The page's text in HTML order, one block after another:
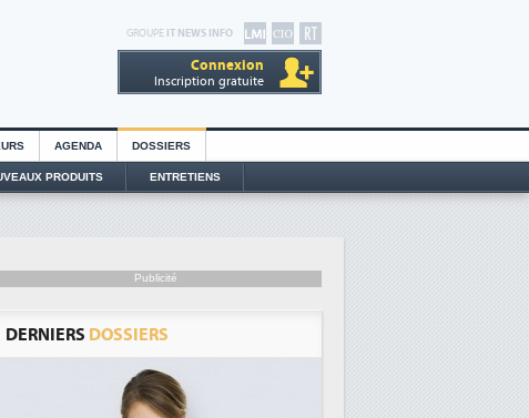
GROUPE IT NEWS INFO
Connexion
Inscription gratuite
AGENDA DOSSIERS
PRODUITS ENTRETIENS
Publicité
DERNIERS DOSSIERS